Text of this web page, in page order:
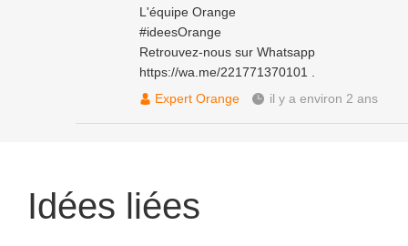
L'équipe Orange
#ideesOrange
Retrouvez-nous sur Whatsapp
https://wa.me/221771370101
Expert Orange
il y a environ 2 ans
Idées liées